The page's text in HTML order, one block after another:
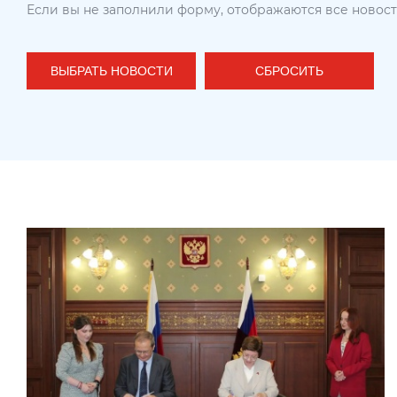
Если вы не заполнили форму, отображаются все
ВЫБРАТЬ НОВОСТИ СБРОСИТЬ